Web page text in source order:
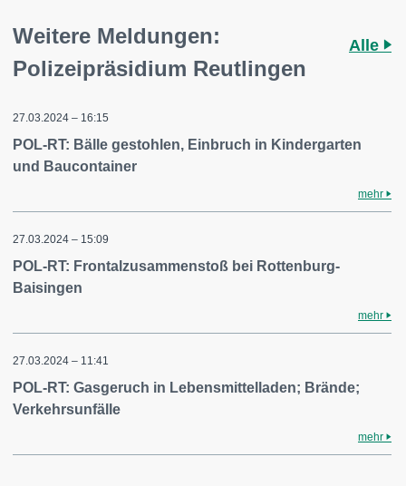
Weitere Meldungen:
Polizeipräsidium Reutlingen
Alle
27.03.2024 – 16:15
POL-RT: Bälle gestohlen, Einbruch in Kindergarten
und Baucontainer
mehr
27.03.2024 – 15:09
POL-RT: Frontalzusammenstoß bei Rottenburg-
Baisingen
mehr
27.03.2024 – 11:41
POL-RT: Gasgeruch in Lebensmittelladen; Brände;
Verkehrsunfälle
mehr